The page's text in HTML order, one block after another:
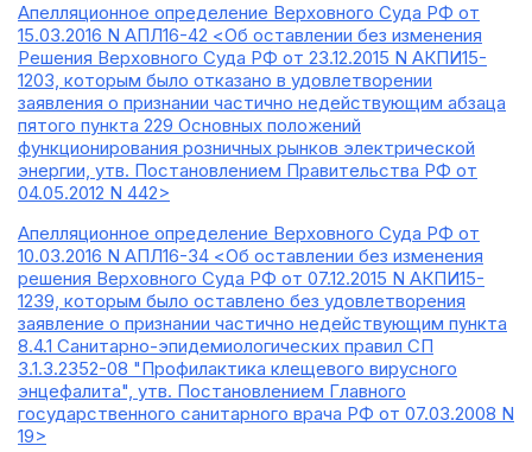
Апелляционное определение Верховного Суда РФ от
15.03.2016 N АПЛ16-42 <Об оставлении без изменения
Решения Верховного Суда РФ от 23.12.2015 N АКПИ15-
1203, которым было отказано в удовлетворении
заявления о признании частично недействующим абзаца
пятого пункта 229 Основных положений
функционирования розничных рынков электрической
энергии, утв. Постановлением Правительства РФ от
04.05.2012 N 442>
Апелляционное определение Верховного Суда РФ от
10.03.2016 N АПЛ16-34 <Об оставлении без изменения
решения Верховного Суда РФ от 07.12.2015 N АКПИ15-
1239, которым было оставлено без удовлетворения
заявление о признании частично недействующим пункта
8.4.1 Санитарно-эпидемиологических правил СП
3.1.3.2352-08 "Профилактика клещевого вирусного
энцефалита", утв. Постановлением Главного
государственного санитарного врача РФ от 07.03.2008 N
19>